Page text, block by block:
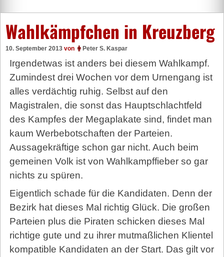
Wahlkämpfchen in Kreuzberg
10. September 2013 von Peter S. Kaspar
Irgendetwas ist anders bei diesem Wahlkampf.
Zumindest drei Wochen vor dem Urnengang ist
alles verdächtig ruhig. Selbst auf den
Magistralen, die sonst das Hauptschlachtfeld
des Kampfes der Megaplakate sind, findet man
kaum Werbebotschaften der Parteien.
Aussagekräftige schon gar nicht. Auch beim
gemeinen Volk ist von Wahlkampffieber so gar
nichts zu spüren.
Eigentlich schade für die Kandidaten. Denn der
Bezirk hat dieses Mal richtig Glück. Die großen
Parteien plus die Piraten schicken dieses Mal
richtige gute und zu ihrer mutmaßlichen Klientel
kompatible Kandidaten an der Start. Das gilt vor